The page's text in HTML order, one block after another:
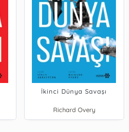
İkinci Dünya Savaşı
Richard Overy